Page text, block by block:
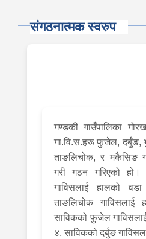
संगठनात्मक स्वरुप
गण्डकी गाउँपालिका
गा.वि.स.हरू फुजेल, दर्बुंङ,
ताङलिचोक, र मकैसिङ
गरी गठन गरिएको
गाविसलाई हालको
ताङलिचोक
साविकको फुजेल
४, साविकको दर्बुंङ